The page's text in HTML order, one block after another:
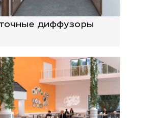
диффузоры